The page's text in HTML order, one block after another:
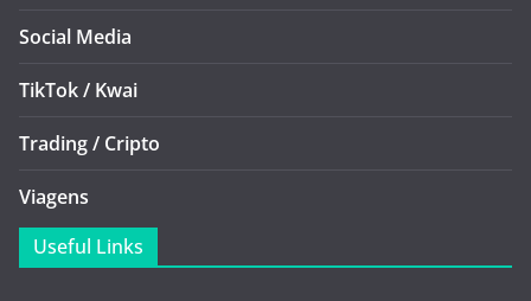
Social Media
TikTok / Kwai
Trading / Cripto
Viagens
Useful Links